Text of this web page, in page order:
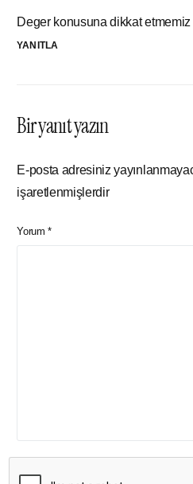
Deger konusuna dikkat
YANITLA
Bir yanıt yazın
E-posta adresiniz
işaretlenmişlerdir
Yorum*